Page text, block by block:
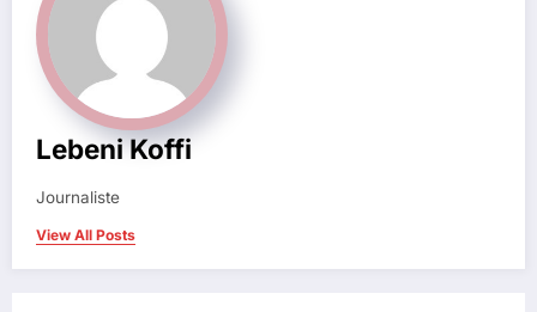
Lebeni Koffi
Journaliste
View All Posts